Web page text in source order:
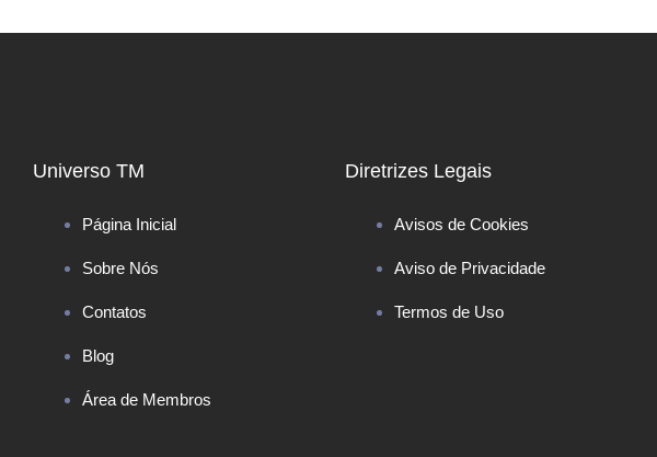
Universo TM
Página Inicial
Sobre Nós
Contatos
Blog
Área de Membros
Diretrizes Legais
Avisos de Cookies
Aviso de Privacidade
Termos de Uso